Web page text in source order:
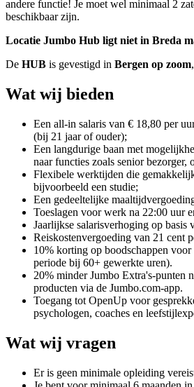
andere functie! Je moet wel minimaal 2
beschikbaar zijn.
Locatie Jumbo Hub ligt niet in Breda
De HUB is gevestigd in Bergen op zoom
Wat wij bieden
Een all-in salaris van € 18,80 per
(bij 21 jaar of ouder);
Een langdurige baan met
naar functies zoals senior bezorger,
Flexibele werktijden die
bijvoorbeeld een studie;
Een gedeeltelijke
Toeslagen voor werk na 22:00 uur
Jaarlijkse salarisverhoging op basis
Reiskostenvergoeding van 21 cent
10% korting op boodschappen
periode bij 60+ gewerkte uren).
20% minder Jumbo Extra's-punten
producten via de Jumbo.com-app.
Toegang tot OpenUp voor
psychologen, coaches en
Wat wij vragen
Er is geen minimale opleiding